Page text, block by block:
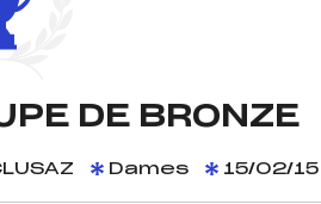
DE BRONZE
Dames 15/02/15